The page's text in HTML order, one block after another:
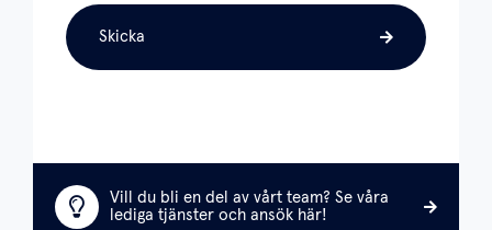
Skicka
Vill du bli en del av vårt team? Se våra
lediga tjänster och ansök här!